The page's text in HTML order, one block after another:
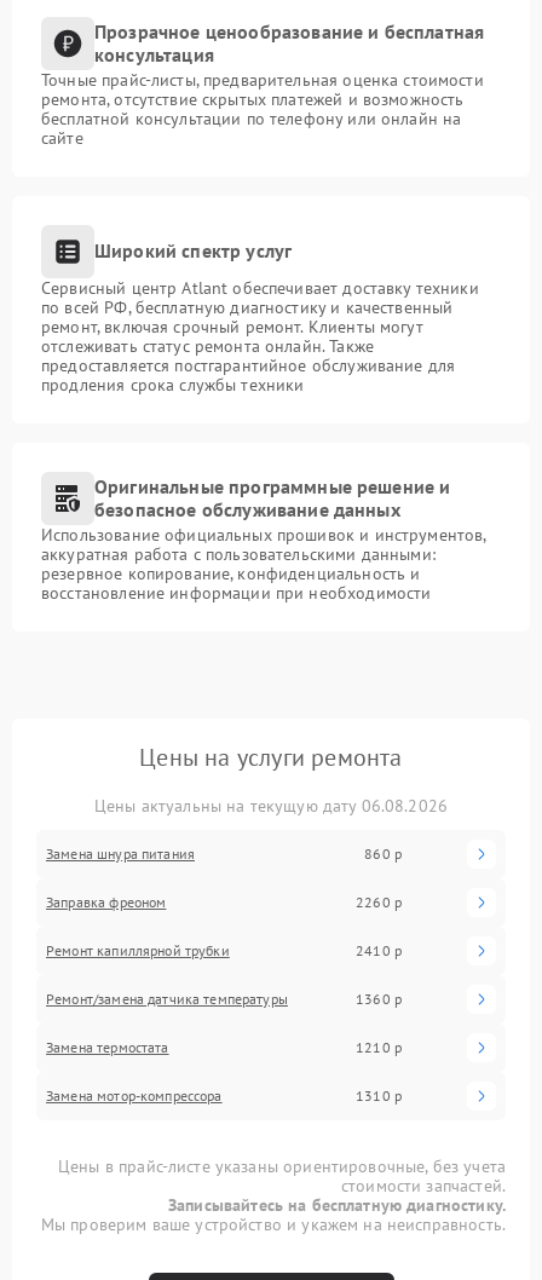
Прозрачное ценообразование и бесплатная
консультация
Точные прайс-листы, предварительная оценка стоимости
ремонта, отсутствие скрытых платежей и возможность
бесплатной консультации по телефону или онлайн на
сайте
Широкий спектр услуг
Сервисный центр Atlant обеспечивает доставку техники
по всей РФ, бесплатную диагностику и качественный
ремонт, включая срочный ремонт. Клиенты могут
отслеживать статус ремонта онлайн. Также
предоставляется постгарантийное обслуживание для
продления срока службы техники
Оригинальные программные решение и
безопасное обслуживание данных
Использование официальных прошивок и инструментов,
аккуратная работа с пользовательскими данными:
резервное копирование, конфиденциальность и
восстановление информации при необходимости
Цены на услуги ремонта
Цены актуальны на текущую дату 06.08.2026
Замена шнура питания 860 р
Заправка фреоном 2260 р
Ремонт капиллярной трубки 2410 р
Ремонт/замена датчика температуры 1360 р
Замена термостата 1210 р
Замена мотор-компрессора 1310 р
Цены в прайс-листе указаны ориентировочные, без учета
стоимости запчастей.
Записывайтесь на бесплатную диагностику.
Мы проверим ваше устройство и укажем на неисправность.